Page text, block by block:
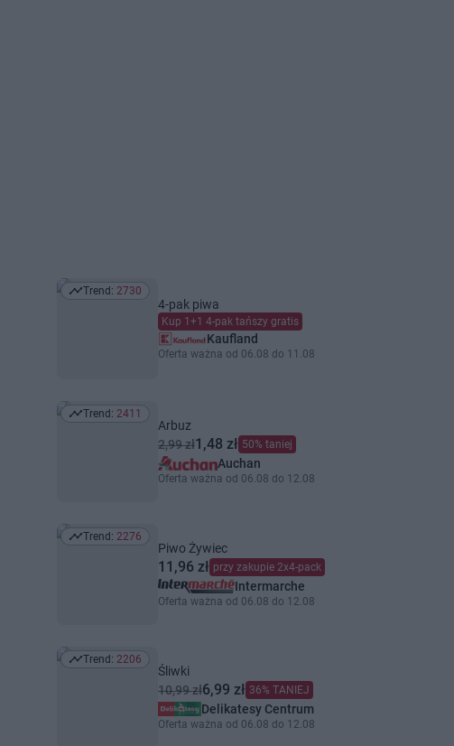
Trend: 2730
Trend: 2730
4-pak piwa
Kup 1+1 4-pak tańszy gratis
Kaufland
Oferta ważna od 06.08 do 11.08
Trend: 2411
Trend: 2411
Arbuz
2,99 zł1,48 zł 50% taniej
Auchan
Oferta ważna od 06.08 do 12.08
Trend: 2276
Trend: 2276
Piwo Żywiec
11,96 zł przy zakupie 2x4-pack
Intermarche
Oferta ważna od 06.08 do 12.08
Trend: 2206
Trend: 2206
Śliwki
10,99 zł6,99 zł 36% TANIEJ
Delikatesy Centrum
Oferta ważna od 06.08 do 12.08